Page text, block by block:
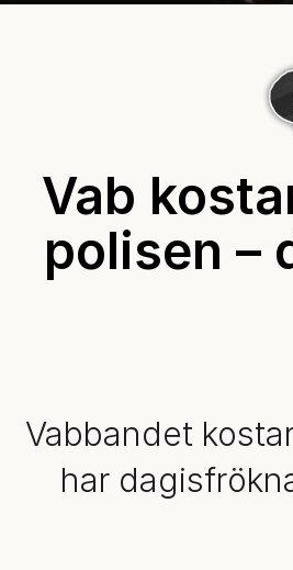
Vab
polisen –
Vabbandet
har